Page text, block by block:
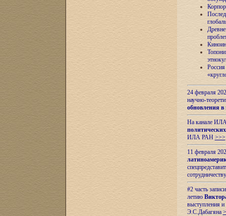
24 февраля
научно-
обновления в
На канале
ИЛА РАН >>>
11 февраля
#2 часть
летию
выступления
Э.С.Дабагяна